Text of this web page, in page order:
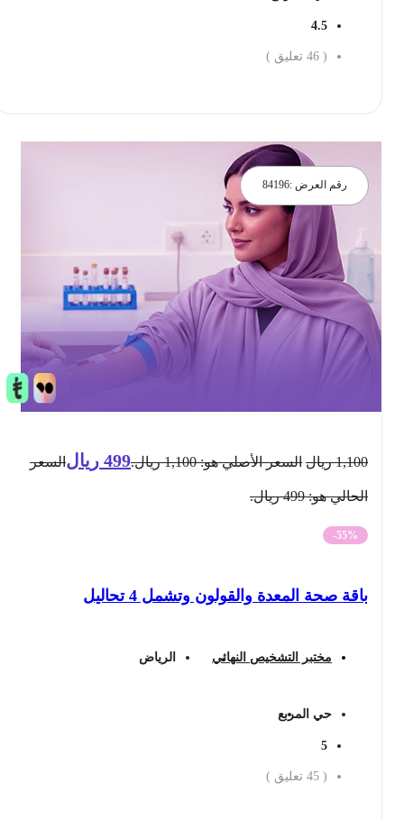
4.5
46 تعليق )
رقم العرض :84196
1,100 ريال السعر الأصلي هو: 1,100 ريال. 499 ريال السعر
الحالي هو: 499 ريال.
-55%
باقة صحة المعدة والقولون وتشمل 4 تحاليل
مختبر التشخيص النهائي الرياض
حي المربع
45 تعليق )